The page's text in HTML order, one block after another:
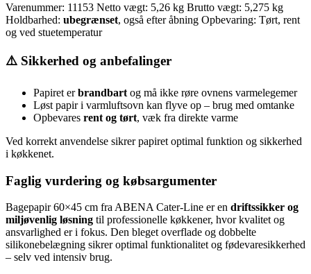
Varenummer: 11153 Netto vægt: 5,26 kg Brutto vægt: 5,275 kg
Holdbarhed: ubegrænset, også efter åbning Opbevaring: Tørt, rent
og ved stuetemperatur
⚠️ Sikkerhed og anbefalinger
Papiret erbrandbart og må ikke røre ovnens varmelegemer
Løst papir i varmluftsovn kan flyve op – brug med omtanke
Opbevares rent og tørt, væk fra direkte varme
Ved korrekt anvendelse sikrer papiret optimal funktion og sikkerhed
i køkkenet.
Faglig vurdering og købsargumenter
Bagepapir 60×45 cm fra ABENA Cater-Line er en driftssikker og
miljøvenlig løsning til professionelle køkkener, hvor kvalitet og
ansvarlighed er i fokus. Den bleget overflade og dobbelte
silikonebelægning sikrer optimal funktionalitet og fødevaresikkerhed
– selv ved intensiv brug.